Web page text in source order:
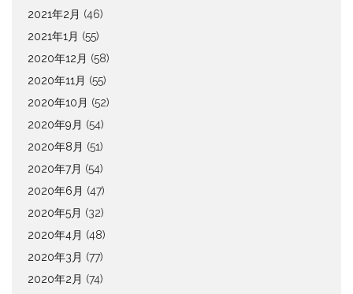
2021年2月 (46)
2021年1月 (55)
2020年12月 (58)
2020年11月 (55)
2020年10月 (52)
2020年9月 (54)
2020年8月 (51)
2020年7月 (54)
2020年6月 (47)
2020年5月 (32)
2020年4月 (48)
2020年3月 (77)
2020年2月 (74)